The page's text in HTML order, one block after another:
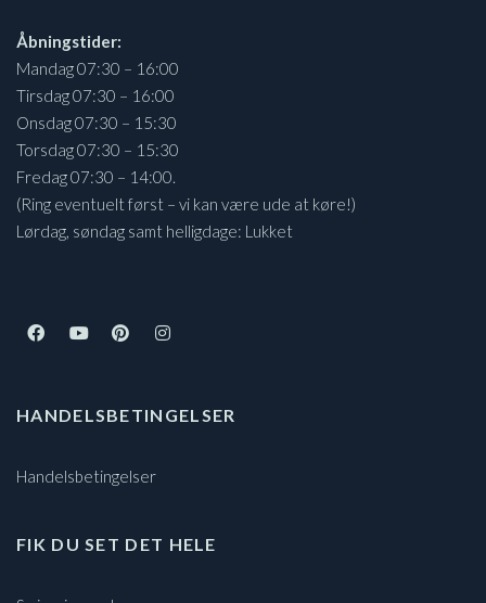
Åbningstider:
Mandag 07:30 – 16:00
Tirsdag 07:30 – 16:00
Onsdag 07:30 – 15:30
Torsdag 07:30 – 15:30
Fredag 07:30 – 14:00.
(Ring eventuelt først – vi kan være ude at køre!)
Lørdag, søndag samt helligdage: Lukket
HANDELSBETINGELSER
Handelsbetingelser
FIK DU SET DET HELE